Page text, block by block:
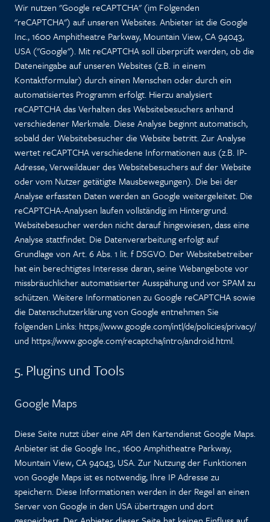
Wir nutzen "Google reCAPTCHA" (im Folgenden
"reCAPTCHA") auf unseren Websites. Anbieter ist die Google
Inc., 1600 Amphitheatre Parkway, Mountain View, CA 94043,
USA ("Google"). Mit reCAPTCHA soll überprüft werden, ob die
Dateneingabe auf unseren Websites (z.B. in einem
Kontaktformular) durch einen Menschen oder durch ein
automatisiertes Programm erfolgt. Hierzu analysiert
reCAPTCHA das Verhalten des Websitebesuchers anhand
verschiedener Merkmale. Diese Analyse beginnt automatisch,
sobald der Websitebesucher die Website betritt. Zur Analyse
wertet reCAPTCHA verschiedene Informationen aus (z.B. IP-
Adresse, Verweildauer des Websitebesuchers auf der Website
oder vom Nutzer getätigte Mausbewegungen). Die bei der
Analyse erfassten Daten werden an Google weitergeleitet. Die
reCAPTCHA-Analysen laufen vollständig im Hintergrund.
Websitebesucher werden nicht darauf hingewiesen, dass eine
Analyse stattfindet. Die Datenverarbeitung erfolgt auf
Grundlage von Art. 6 Abs. 1 lit. f DSGVO. Der Websitebetreiber
hat ein berechtigtes Interesse daran, seine Webangebote vor
missbräuchlicher automatisierter Ausspähung und vor SPAM zu
schützen. Weitere Informationen zu Google reCAPTCHA sowie
die Datenschutzerklärung von Google entnehmen Sie
folgenden Links: https://www.google.com/intl/de/policies/privacy/
und https://www.google.com/recaptcha/intro/android.html.
5. Plugins und Tools
Google Maps
Diese Seite nutzt über eine API den Kartendienst Google Maps.
Anbieter ist die Google Inc., 1600 Amphitheatre Parkway,
Mountain View, CA 94043, USA. Zur Nutzung der Funktionen
von Google Maps ist es notwendig, Ihre IP Adresse zu
speichern. Diese Informationen werden in der Regel an einen
Server von Google in den USA übertragen und dort